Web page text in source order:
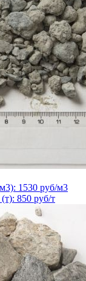
1530 руб/м3
850 руб/т